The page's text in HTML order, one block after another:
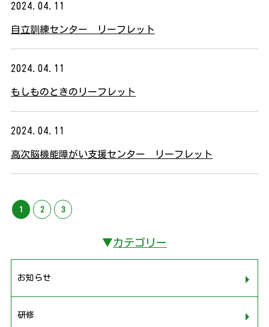
▼カテゴリー
お知らせ
研修
2024.04.11
自立訓練センター リーフレット
2024.04.11
もしものときのリーフレット
2024.04.11
高次脳機能障がい支援センター リーフレット
1 2 3